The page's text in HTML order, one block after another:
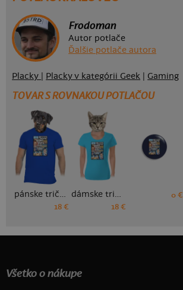
Frodoman
Autor potlače
Ďalšie potlače autora
Placky Placky v kategórii Geek Gaming
TOVAR S ROVNAKOU POTLAČOU
pánske tričko
18 €
dámske tričko
18 €
0 €
Všetko o nákupe